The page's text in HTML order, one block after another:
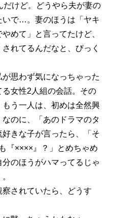
だけど。どうやら夫が妻の
いで…。妻のほうは「ヤキ
めて」と言ってたけど、
れてるんだなと、びっく
が思わず気になっちゃった
女性2人組の会話。その
う一人は、初めは全然興
のに、「あのドラマのタ
きな子が言ったら、「そ
××××』？」とめちゃめ
のほうがハマってるじゃ
されていたら、どうす